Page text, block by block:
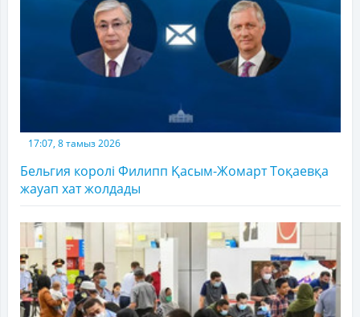
17:07, 8 тамыз 2026
Бельгия королі Филипп Қасым-Жомарт Тоқаевқа
жауап хат жолдады